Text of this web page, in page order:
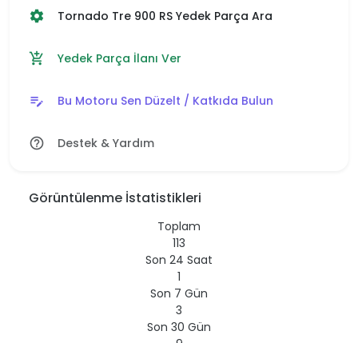
settings Tornado Tre 900 RS Yedek Parça Ara
add_shopping_cart Yedek Parça İlanı Ver
edit_note Bu Motoru Sen Düzelt / Katkıda Bulun
help_outline Destek & Yardım
Görüntülenme İstatistikleri
Toplam
113
Son 24 Saat
1
Son 7 Gün
3
Son 30 Gün